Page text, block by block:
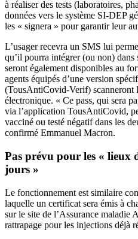
à réaliser des tests (laboratoires,
données vers le système SI-DEP
les « signera » pour garantir leur
L’usager recevra un SMS lui
qu’il pourra intégrer (ou non)
seront également disponibles au
agents équipés d’une version
(TousAntiCovid-Verif) scanneront
électronique. « Ce pass, qui sera
via l’application TousAntiCovid,
vacciné ou testé négatif dans les
confirmé Emmanuel Macron.
Pas prévu pour les « lieux
jours »
Le fonctionnement est similaire
laquelle un certificat sera émis à
sur le site de l’Assurance maladie
rattrapage pour les injections déjà